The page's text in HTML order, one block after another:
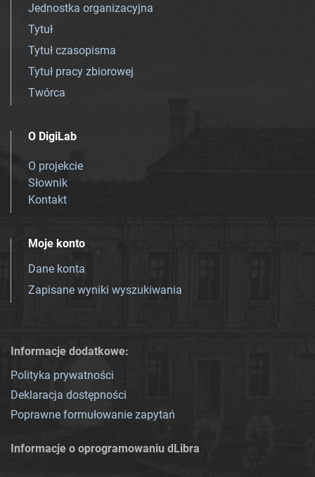
Jednostka organizacyjna
Tytuł
Tytuł czasopisma
Tytuł pracy zbiorowej
Twórca
O DigiLab
O projekcie
Słownik
Kontakt
Moje konto
Dane konta
Zapisane wyniki wyszukiwania
Informacje dodatkowe:
Polityka prywatności
Deklaracja dostępności
Poprawne formułowanie zapytań
Informacje o oprogramowaniu dLibra